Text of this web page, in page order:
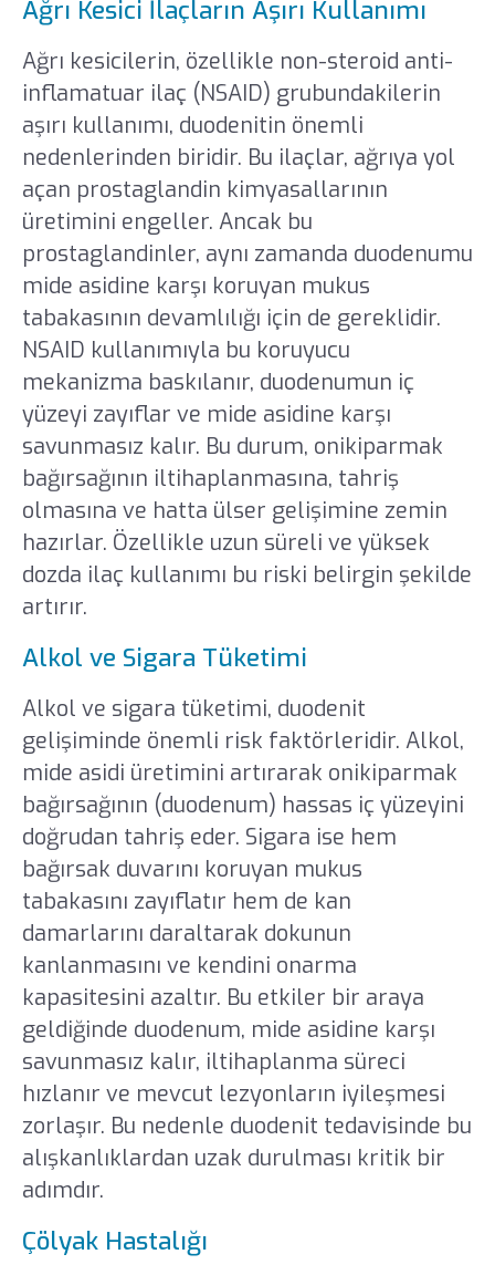
Ağrı Kesici İlaçların Aşırı Kullanımı
Ağrı kesicilerin, özellikle non-steroid anti-
inflamatuar ilaç (NSAID) grubundakilerin
aşırı kullanımı, duodenitin önemli
nedenlerinden biridir. Bu ilaçlar, ağrıya yol
açan prostaglandin kimyasallarının
üretimini engeller. Ancak bu
prostaglandinler, aynı zamanda duodenumu
mide asidine karşı koruyan mukus
tabakasının devamlılığı için de gereklidir.
NSAID kullanımıyla bu koruyucu
mekanizma baskılanır, duodenumun iç
yüzeyi zayıflar ve mide asidine karşı
savunmasız kalır. Bu durum, onikiparmak
bağırsağının iltihaplanmasına, tahriş
olmasına ve hatta ülser gelişimine zemin
hazırlar. Özellikle uzun süreli ve yüksek
dozda ilaç kullanımı bu riski belirgin şekilde
artırır.
Alkol ve Sigara Tüketimi
Alkol ve sigara tüketimi, duodenit
gelişiminde önemli risk faktörleridir. Alkol,
mide asidi üretimini artırarak onikiparmak
bağırsağının (duodenum) hassas iç yüzeyini
doğrudan tahriş eder. Sigara ise hem
bağırsak duvarını koruyan mukus
tabakasını zayıflatır hem de kan
damarlarını daraltarak dokunun
kanlanmasını ve kendini onarma
kapasitesini azaltır. Bu etkiler bir araya
geldiğinde duodenum, mide asidine karşı
savunmasız kalır, iltihaplanma süreci
hızlanır ve mevcut lezyonların iyileşmesi
zorlaşır. Bu nedenle duodenit tedavisinde bu
alışkanlıklardan uzak durulması kritik bir
adımdır.
Çölyak Hastalığı